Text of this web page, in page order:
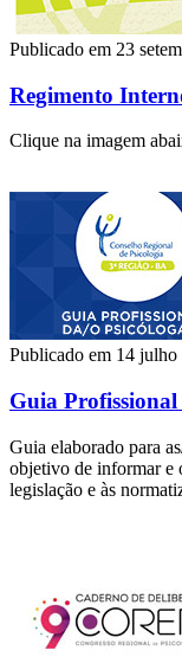
Publicado em 23
Regimento
Clique na imagem
Publicado em 14 julho
Guia Profissional
Guia elaborado para
objetivo de informar e
legislação e às